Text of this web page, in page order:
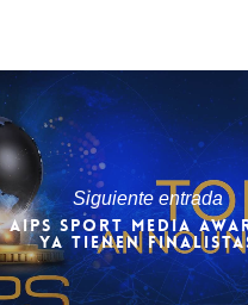
Siguiente entrada
AIPS SPORT MEDIA
YA TIENEN